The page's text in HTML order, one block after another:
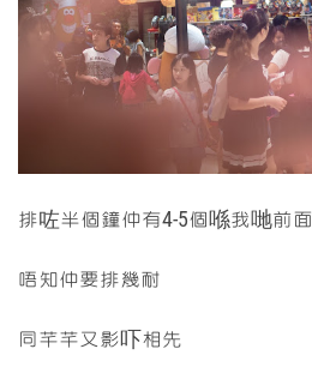
排咗半個鐘仲有4-5個喺我哋前面
唔知仲要排幾耐
同芊芊又影吓相先